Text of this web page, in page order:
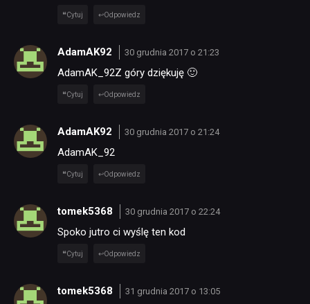
Cytuj Odpowiedz
AdamAK92 30 grudnia 2017 o 21:23
AdamAK_92Z góry dziękuję 🙂
Cytuj Odpowiedz
AdamAK92 30 grudnia 2017 o 21:24
AdamAK_92
Cytuj Odpowiedz
tomek5368 30 grudnia 2017 o 22:24
Spoko jutro ci wyślę ten kod
Cytuj Odpowiedz
tomek5368 31 grudnia 2017 o 13:05